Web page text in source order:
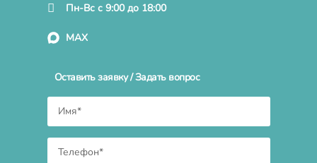
Пн-Вс с 9:00 до 18:00
MAX
Оставить заявку / Задать вопрос